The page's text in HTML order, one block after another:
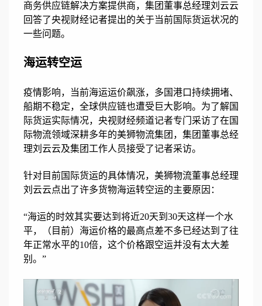
商务供应链解决方案提供商，集团董事总经理刘云云
回答了央视财经记者提出的关于当前国际货运状况的
一些问题。
海运转空运
疫情影响，当前海运运价飙涨，多国港口持续拥堵、
船期不稳定，全球供应链也遭受巨大影响。为了解国
际货运实际情况，央视财经频道记者专门采访了在国
际物流领域深耕多年的美狮物流集团，集团董事总经
理刘云云及集团工作人员接受了记者采访。
针对目前国际货运的具体情况，美狮物流董事总经理
刘云云点出了许多货物海运转空运的主要原因：
“海运的时效其实要达到将近20天到30天这样一个水
平，（目前）海运价格的最高点差不多已经达到了往
年正常水平的10倍，这个价格跟空运并没有太大差
别。”